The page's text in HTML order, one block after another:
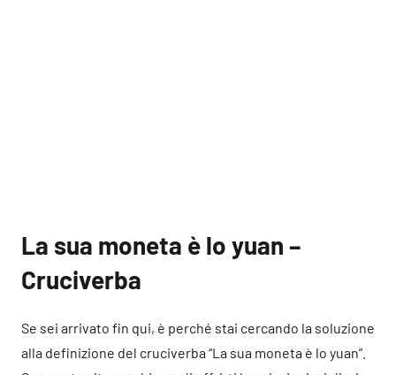
La sua moneta è lo yuan –
Cruciverba
Se sei arrivato fin qui, è perché stai cercando la soluzione
alla definizione del cruciverba “La sua moneta è lo yuan”.